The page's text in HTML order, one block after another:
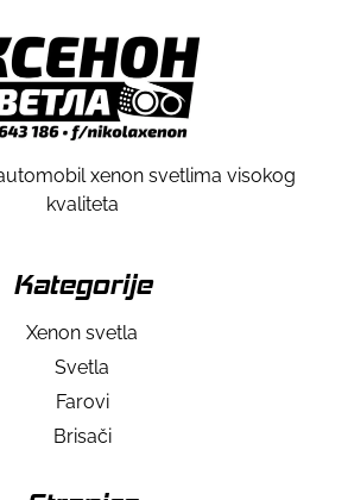
xenon svetlima visokog
kvaliteta
Kategorije
Xenon svetla
Svetla
Farovi
Brisači